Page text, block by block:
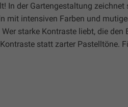
In der Gartengestaltung zeichnet
mit intensiven Farben und
starke Kontraste liebt, die den
statt zarter Pastelltöne.